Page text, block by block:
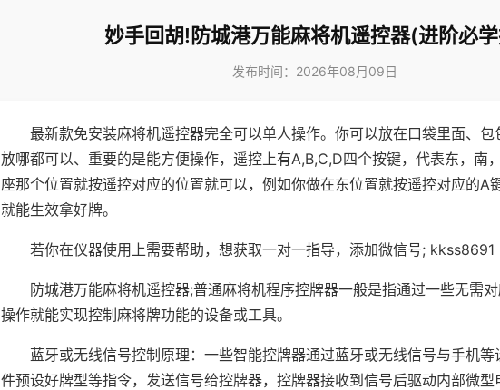
妙手回胡!防城港万能麻将机遥控器(进阶必
发布时间：2026年08月09日
最新款免安装麻将机遥控器完全可以单人操作。你可以放在口袋里面、
放哪都可以、重要的是能方便操作，遥控上有A,B,C,D四个按键，代表东，南
座那个位置就按遥控对应的位置就可以，例如你做在东位置就按遥控对应的A
就能生效拿好牌。
若你在仪器使用上需要帮助，想获取一对一指导，添加微信号; kkss8691
防城港万能麻将机遥控器;普通麻将机程序控牌器一般是指通过一些无需
操作就能实现控制麻将牌功能的设备或工具。
蓝牙或无线信号控制原理：一些智能控牌器通过蓝牙或无线信号与手机
件预设好牌型等指令，发送信号给控牌器，控牌器接收到信号后驱动内部微型